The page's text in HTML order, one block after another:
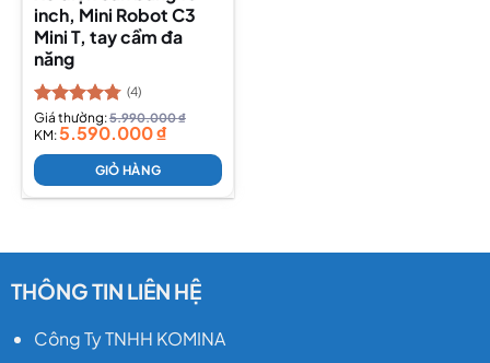
inch, Mini Robot C3
Mini T, tay cầm đa
năng
Được xếp
hạng4.75
5 sao
(4)
Giá thường:5.990.000₫
KM:5.590.000₫
GIỎ HÀNG
THÔNG TIN LIÊN HỆ
Công Ty TNHH KOMINA